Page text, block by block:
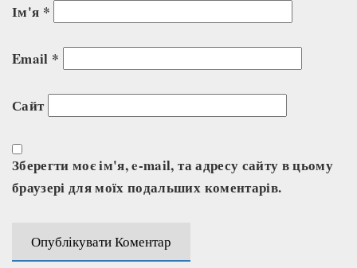
Ім'я *
Email *
Сайт
Зберегти моє ім'я, e-mail, та адресу сайту в цьому
браузері для моїх подальших коментарів.